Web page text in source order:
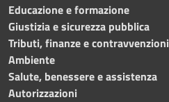
Educazione e formazione
Giustizia e sicurezza pubblica
Tributi, finanze e contravvenzioni
Ambiente
Salute, benessere e assistenza
Autorizzazioni